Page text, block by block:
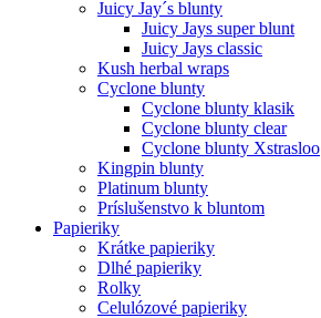
Juicy Jay´s blunty
Juicy Jays super blunt
Juicy Jays classic
Kush herbal wraps
Cyclone blunty
Cyclone blunty klasik
Cyclone blunty clear
Cyclone blunty Xstrasloo
Kingpin blunty
Platinum blunty
Príslušenstvo k bluntom
Papieriky
Krátke papieriky
Dlhé papieriky
Rolky
Celulózové papieriky